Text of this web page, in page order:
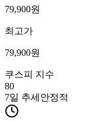
79,900원
최고가
79,900원
쿠스피 지수
80
7일 추세 안정적